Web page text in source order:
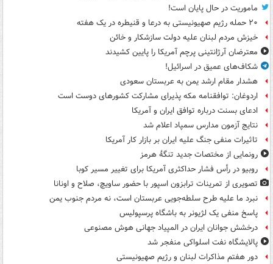
ماموریت در حال پایان است!
۲۰ حمله رژیم صهیونیستی به درعا و قنیطره در یک هفته
خیزش مردم لبنان علیه دولت سازشکار و خائن
معترضان آرژانتینی پرچم آمریکا را پایین کشیدند
شکاف‌های عمیق در اسرائیل!
هشدار مقام ارشد یمن به عربستان سعودی
اردوغان: توافقنامه مکه پذیرای مشارکت کشورهای دوست است
ادعای بسنت درباره توافق ایران و آمریکا
نتایج آزمون مدارس سمپاد اعلام شد
تاثیرات منفی جنگ علیه ایران بر بازار کار آمریکا
رونمایی از مختصات جدید تنگۀ هرمز
روبیو در رأس فشار حداکثری آمریکا برای تغییر مسیر کوبا
تصویری از تمرینات ترابزون اسپور با حضور ساویچ، صلاح و اونانا
نبرد ما علیه طرح سلطه‌جویی عربستان است، نه مردم جنوب یمن
پاسخ منفی یک لژیونر به باشگاه پرسپولیس
درخشش جوانان ایران در المپیاد جهانی هوش مصنوعی
پالایشگاه نفت اسلواکی منفجر شد
دور هفتم مذاکرات لبنان و رژیم صهیونیستی